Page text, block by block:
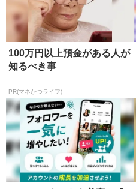
100万円以上預金がある人が
知るべき事
PR(マネかつライフ)